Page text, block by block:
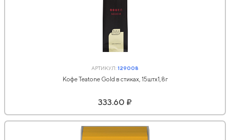
АРТИКУЛ:129008
Кофе Teatone Gold в стиках, 15штx1,8г
333.60 ₽